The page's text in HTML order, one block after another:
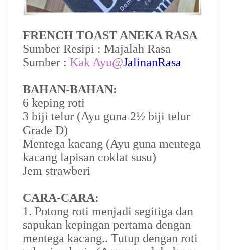
FRENCH TOAST ANEKA RASA
Sumber Resipi : Majalah Rasa
Sumber : Kak Ayu@JalinanRasa
BAHAN-BAHAN:
6 keping roti
3 biji telur (Ayu guna 2½ biji telur
Grade D)
Mentega kacang (Ayu guna mentega
kacang lapisan coklat susu)
Jem strawberi
CARA-CARA:
1. Potong roti menjadi segitiga dan
sapukan kepingan pertama dengan
mentega kacang.. Tutup dengan roti